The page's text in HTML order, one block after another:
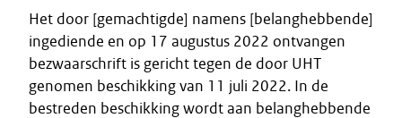
Het door [gemachtigde] namens [belanghebbende]
ingediende en op 17 augustus 2022 ontvangen
bezwaarschrift is gericht tegen de door UHT
genomen beschikking van 11 juli 2022. In de
bestreden beschikking wordt aan belanghebbende